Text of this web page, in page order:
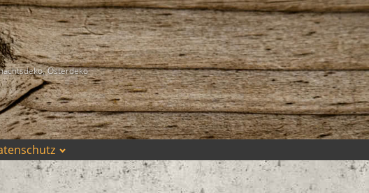
Osterdeko